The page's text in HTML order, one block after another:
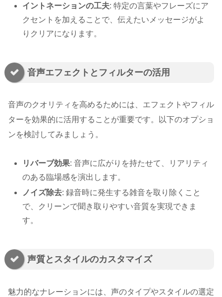
イントネーションの工夫: 特定の言葉やフレーズにア
クセントを加えることで、伝えたいメッセージがよ
りクリアになります。
音声エフェクトとフィルターの活用
音声のクオリティを高めるためには、エフェクトやフィル
ターを効果的に活用することが重要です。以下のオプショ
ンを検討してみましょう。
リバーブ効果: 音声に広がりを持たせて、リアリティ
のある臨場感を演出します。
ノイズ除去: 録音時に発生する雑音を取り除くこと
で、クリーンで聞き取りやすい音質を実現できま
す。
声質とスタイルのカスタマイズ
魅力的なナレーションには、声のタイプやスタイルの選定